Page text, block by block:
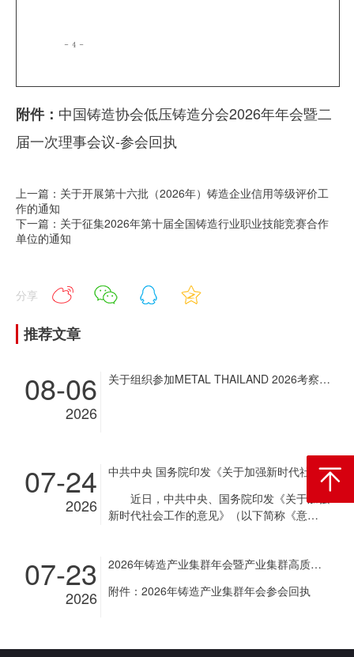
附件： 中国铸造协会低压铸造分会2026年年会暨二
届一次理事会议-参会回执
上一篇：关于开展第十六批（2026年）铸造企业信用等级评价工
作的通知
下一篇：关于征集2026年第十届全国铸造行业职业技能竞赛合作
单位的通知
分享
推荐文章
关于组织参加METAL THAILAND 2026考察团和展商团的通知
08-06
2026
中共中央 国务院印发《关于加强新时代社会工作的意见》
07-24
2026
近日，中共中央、国务院印发《关于加强
新时代社会工作的意见》（以下简称《意
的重要组成部分，事关党长期执政和国家长治
强新时代社会工作，要坚持以习近平新时代中
会部署，全面贯彻习近平总书记关于社会工作
2026年铸造产业集群年会暨产业集群高质量发展经验交流会通知
07-23
2026 附件：2026年铸造产业集群年会参会回执
返回顶